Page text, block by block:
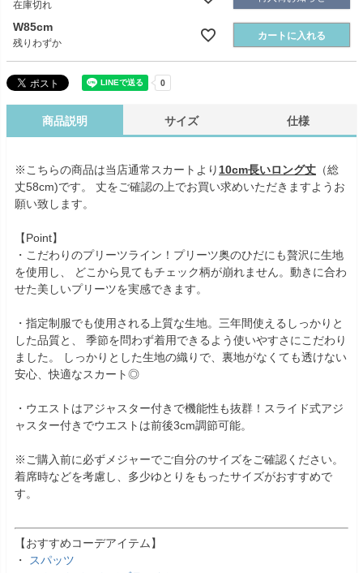
在庫切れ
W85cm
残りわずか
カートに入れる
商品説明 サイズ 仕様
※こちらの商品は当店通常スカートより10cm長いロング丈 （総
丈58cm)です。 丈をご確認の上でお買い求めいただきますようお
願い致します。
【Point】
・こだわりのプリーツライン！プリーツ奥のひだにも贅沢に生地
を使用し、 どこから見てもチェック柄が崩れません。動きに合わ
せた美しいプリーツを実感できます。
・指定制服でも使用される上質な生地。三年間使えるしっかりと
した品質と、 季節を問わず着用できるよう使いやすさにこだわり
ました。 しっかりとした生地の織りで、裏地がなくても透けない
安心、快適なスカート◎
・ウエストはアジャスター付きで機能性も抜群！スライド式アジ
ャスター付きでウエストは前後3cm調節可能。
※ご購入前に必ずメジャーでご自分のサイズをご確認ください。
着席時などを考慮し、多少ゆとりをもったサイズがおすすめで
す。
【おすすめコーデアイテム】
・
スパッツ